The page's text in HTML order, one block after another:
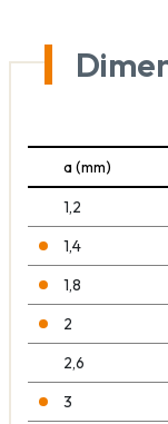
a (mm)
1,2
1,4
1,8
2
2,6
3